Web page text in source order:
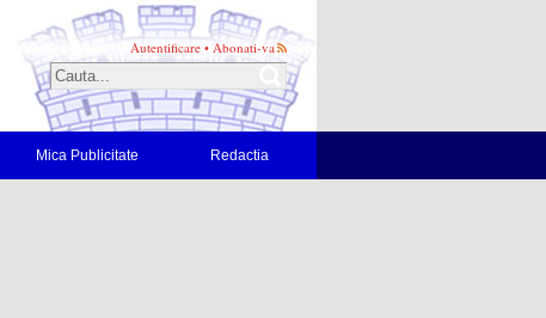
Autentificare • Abonati-va
Mica Publicitate Redactia